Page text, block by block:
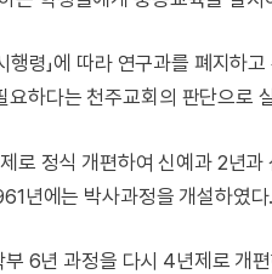
행령」에 따라 연구과를 폐지
요하다는 천주교회의 판단으로
로 정식 개편하여 신예과 2년
년에는 박사과정을 개설하였다.
6년 과정을 다시 4년제로 개